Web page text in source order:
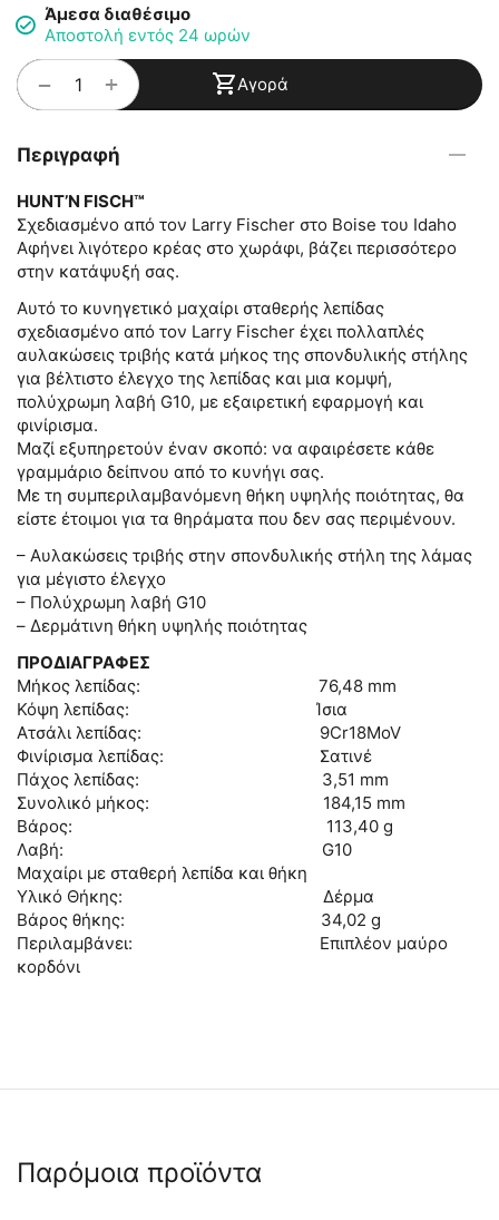
Άμεσα διαθέσιμο
Αποστολή εντός 24 ωρών
+
− Αγορά
Περιγραφή
HUNT’N FISCH™
Σχεδιασμένο από τον Larry Fischer στο Boise του Idaho
Αφήνει λιγότερο κρέας στο χωράφι, βάζει περισσότερο
στην κατάψυξή σας.
Αυτό το κυνηγετικό μαχαίρι σταθερής λεπίδας
σχεδιασμένο από τον Larry Fischer έχει πολλαπλές
αυλακώσεις τριβής κατά μήκος της σπονδυλικής στήλης
για βέλτιστο έλεγχο της λεπίδας και μια κομψή,
πολύχρωμη λαβή G10, με εξαιρετική εφαρμογή και
φινίρισμα.
Μαζί εξυπηρετούν έναν σκοπό: να αφαιρέσετε κάθε
γραμμάριο δείπνου από το κυνήγι σας.
Με τη συμπεριλαμβανόμενη θήκη υψηλής ποιότητας, θα
είστε έτοιμοι για τα θηράματα που δεν σας περιμένουν.
– Αυλακώσεις τριβής στην σπονδυλικής στήλη της λάμας
για μέγιστο έλεγχο
– Πολύχρωμη λαβή G10
– Δερμάτινη θήκη υψηλής ποιότητας
ΠΡΟΔΙΑΓΡΑΦΕΣ
Μήκος λεπίδας: 76,48 mm
Κόψη λεπίδας: Ίσια
Ατσάλι λεπίδας: 9Cr18MoV
Φινίρισμα λεπίδας: Σατινέ
Πάχος λεπίδας: 3,51 mm
Συνολικό μήκος: 184,15 mm
Βάρος: 113,40 g
Λαβή: G10
Μαχαίρι με σταθερή λεπίδα και θήκη
Υλικό Θήκης: Δέρμα
Βάρος θήκης: 34,02 g
Περιλαμβάνει: Επιπλέον μαύρο
κορδόνι
Παρόμοια προϊόντα